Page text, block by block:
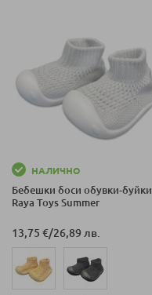
НАЛИЧНО
Бебешки боси обувки-буйки
Raya Toys Summer
13,75 €/26,89 лв.